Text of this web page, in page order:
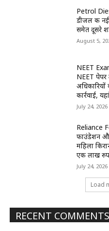
Petrol
डीजल की
समेत दूसरे
August 5,
NEET
NEET
अधिकारियों
कार्रवाई,
July 24, 2026
Reliance
फाउंडेशन
महिला
एक लाख
July 24, 2026
Load
RECENT COMMENTS